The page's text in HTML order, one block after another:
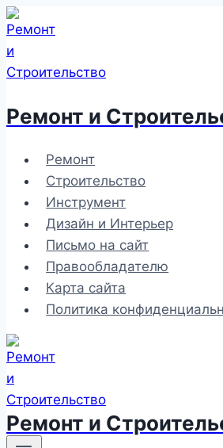
Перейти
к
содержимому
Ремонт и
Ремонт
Строительство
Инструмент
Дизайн и Интерьер
Письмо на сайт
Правообладателю
Карта сайта
Политика
Ремонт и